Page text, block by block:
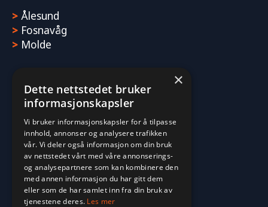
> Ålesund
> Fosnavåg
> Molde
×
Dette nettstedet bruker
informasjonskapsler
Vi bruker informasjonskapsler for å tilpasse
innhold, annonser og analysere trafikken
vår. Vi deler også informasjon om din bruk
av nettstedet vårt med våre annonserings-
og analysepartnere som kan kombinere den
med annen informasjon du har gitt dem
eller som de har samlet inn fra din bruk av
tjenestene deres. Les mer